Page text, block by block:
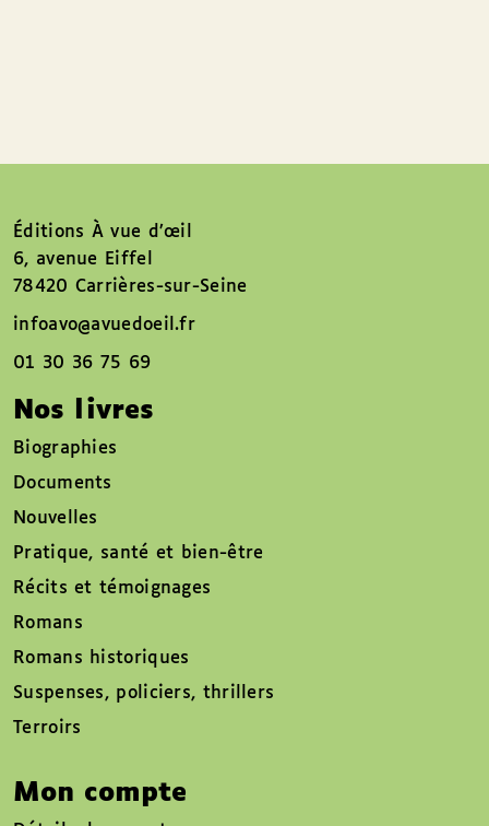
Éditions À vue d’œil
6, avenue Eiffel
78420 Carrières-sur-Seine
infoavo@avuedoeil.fr
01 30 36 75 69
Nos livres
Biographies
Documents
Nouvelles
Pratique, santé et bien-être
Récits et témoignages
Romans
Romans historiques
Suspenses, policiers, thrillers
Terroirs
Mon compte